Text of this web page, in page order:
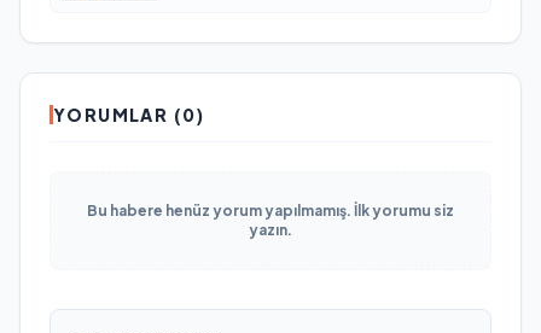
YORUMLAR (0)
Bu habere henüz yorum yapılmamış. İlk yorumu siz
yazın.